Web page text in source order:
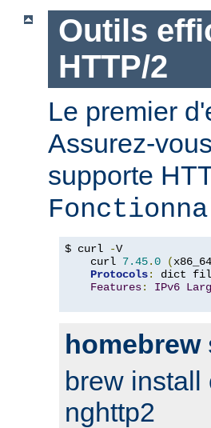
Outils
HTTP/2
Le premier
Assurez-
supporte
$ curl -V
    curl
7.45.0 (
Protocols:
dict file
Features: IPv6
homebrew
brew install
nghttp2